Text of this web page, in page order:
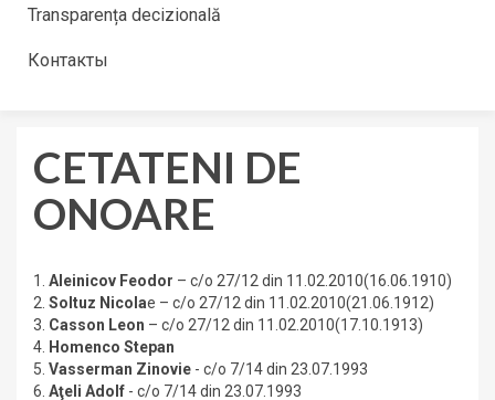
Transparența decizională
Контакты
CETATENI DE
ONOARE
1. Aleinicov Feodor – c/o 27/12 din 11.02.2010(16.06.1910)
2. Soltuz Nicolae – c/o 27/12 din 11.02.2010(21.06.1912)
3. Casson Leon – c/o 27/12 din 11.02.2010(17.10.1913)
4. Homenco Stepan
5. Vasserman Zinovie - c/o 7/14 din 23.07.1993
6. Aţeli Adolf - c/o 7/14 din 23.07.1993